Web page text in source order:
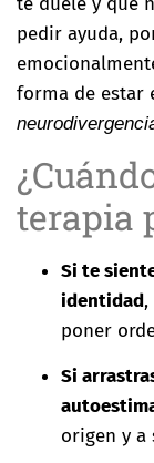
pedir ayuda,
forma de estar
terapia
Si te
identidad
poner
Si
origen y a